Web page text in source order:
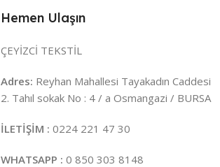
Hemen Ulaşın
ÇEYİZCİ TEKSTİL
Adres: Reyhan Mahallesi Tayakadın Caddesi
2. Tahıl sokak No : 4 / a Osmangazi / BURSA
İLETİŞİM : 0224 221 47 30
WHATSAPP : 0 850 303 8148